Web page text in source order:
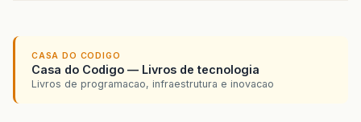
CASA DO CODIGO
Casa do Codigo — Livros de tecnologia
Livros de programacao, infraestrutura e inovacao